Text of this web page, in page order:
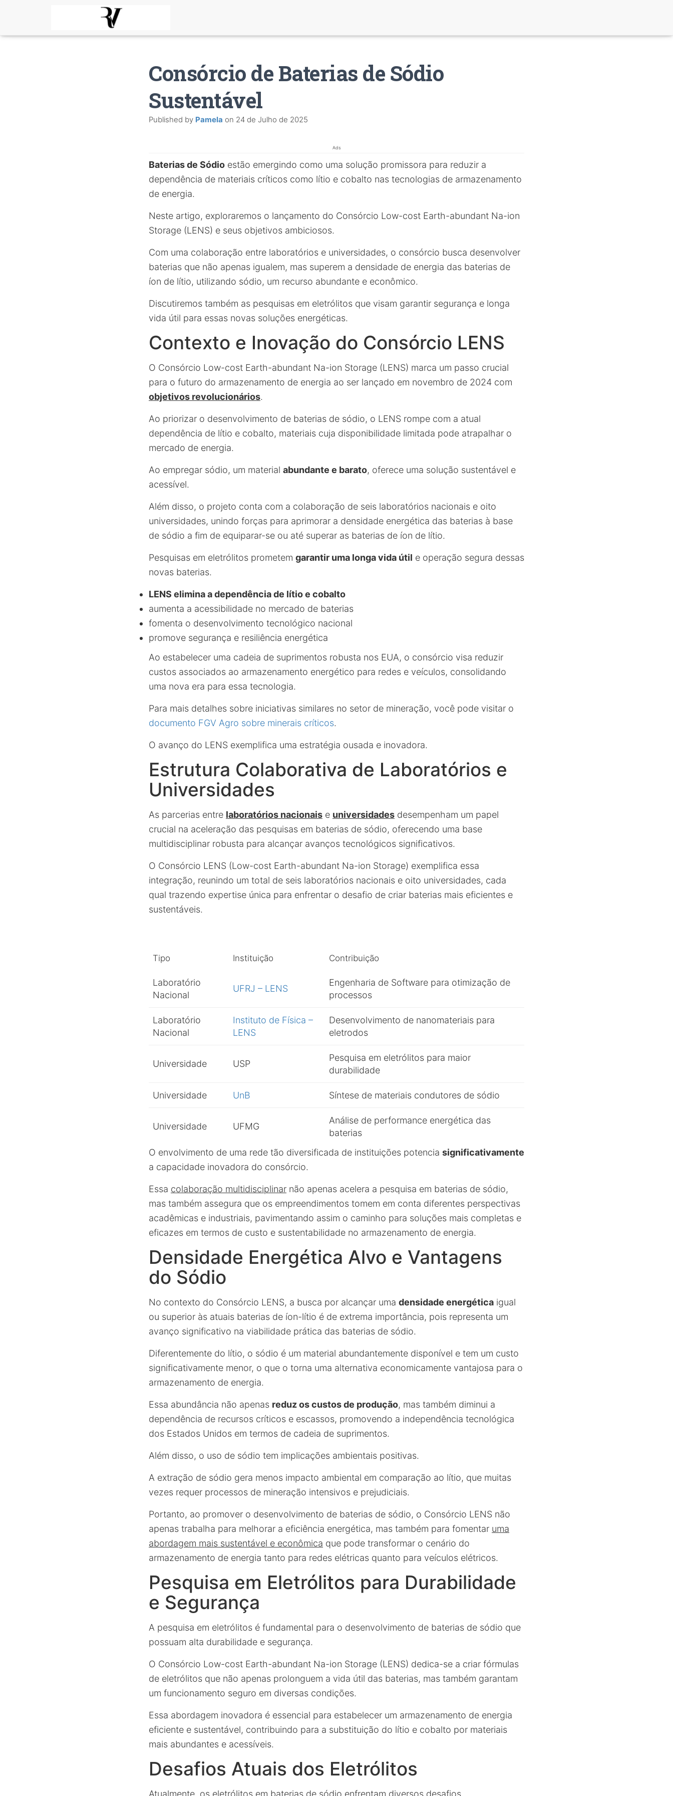
Consórcio de Baterias de Sódio
Sustentável
Published by Pamela on 24 de Julho de 2025
Ads
Baterias de Sódio estão emergindo como uma solução promissora para reduzir a
dependência de materiais críticos como lítio e cobalto nas tecnologias de armazenamento
de energia.
Neste artigo, exploraremos o lançamento do Consórcio Low-cost Earth-abundant Na-ion
Storage (LENS) e seus objetivos ambiciosos.
Com uma colaboração entre laboratórios e universidades, o consórcio busca desenvolver
baterias que não apenas igualem, mas superem a densidade de energia das baterias de
íon de lítio, utilizando sódio, um recurso abundante e econômico.
Discutiremos também as pesquisas em eletrólitos que visam garantir segurança e longa
vida útil para essas novas soluções energéticas.
Contexto e Inovação do Consórcio LENS
O Consórcio Low-cost Earth-abundant Na-ion Storage (LENS) marca um passo crucial
para o futuro do armazenamento de energia ao ser lançado em novembro de 2024 com
objetivos revolucionários.
Ao priorizar o desenvolvimento de baterias de sódio, o LENS rompe com a atual
dependência de lítio e cobalto, materiais cuja disponibilidade limitada pode atrapalhar o
mercado de energia.
Ao empregar sódio, um material abundante e barato, oferece uma solução sustentável e
acessível.
Além disso, o projeto conta com a colaboração de seis laboratórios nacionais e oito
universidades, unindo forças para aprimorar a densidade energética das baterias à base
de sódio a fim de equiparar-se ou até superar as baterias de íon de lítio.
Pesquisas em eletrólitos prometem garantir uma longa vida útil e operação segura dessas
novas baterias.
LENS elimina a dependência de lítio e cobalto
aumenta a acessibilidade no mercado de baterias
fomenta o desenvolvimento tecnológico nacional
promove segurança e resiliência energética
Ao estabelecer uma cadeia de suprimentos robusta nos EUA, o consórcio visa reduzir
custos associados ao armazenamento energético para redes e veículos, consolidando
uma nova era para essa tecnologia.
Para mais detalhes sobre iniciativas similares no setor de mineração, você pode visitar o
documento FGV Agro sobre minerais críticos.
O avanço do LENS exemplifica uma estratégia ousada e inovadora.
Estrutura Colaborativa de Laboratórios e
Universidades
As parcerias entre laboratórios nacionais e universidades desempenham um papel
crucial na aceleração das pesquisas em baterias de sódio, oferecendo uma base
multidisciplinar robusta para alcançar avanços tecnológicos significativos.
O Consórcio LENS (Low-cost Earth-abundant Na-ion Storage) exemplifica essa
integração, reunindo um total de seis laboratórios nacionais e oito universidades, cada
qual trazendo expertise única para enfrentar o desafio de criar baterias mais eficientes e
sustentáveis.
Tipo Instituição Contribuição
Laboratório
Nacional
UFRJ – LENS
Engenharia de Software para otimização de
processos
Laboratório
Nacional
Instituto de Física –
LENS
Desenvolvimento de nanomateriais para
eletrodos
Universidade USP
Pesquisa em eletrólitos para maior
durabilidade
Universidade UnB Síntese de materiais condutores de sódio
Universidade UFMG
Análise de performance energética das
baterias
O envolvimento de uma rede tão diversificada de instituições potencia significativamente
a capacidade inovadora do consórcio.
Essa colaboração multidisciplinar não apenas acelera a pesquisa em baterias de sódio,
mas também assegura que os empreendimentos tomem em conta diferentes perspectivas
acadêmicas e industriais, pavimentando assim o caminho para soluções mais completas e
eficazes em termos de custo e sustentabilidade no armazenamento de energia.
Densidade Energética Alvo e Vantagens
do Sódio
No contexto do Consórcio LENS, a busca por alcançar uma densidade energética igual
ou superior às atuais baterias de íon-lítio é de extrema importância, pois representa um
avanço significativo na viabilidade prática das baterias de sódio.
Diferentemente do lítio, o sódio é um material abundantemente disponível e tem um custo
significativamente menor, o que o torna uma alternativa economicamente vantajosa para o
armazenamento de energia.
Essa abundância não apenas reduz os custos de produção, mas também diminui a
dependência de recursos críticos e escassos, promovendo a independência tecnológica
dos Estados Unidos em termos de cadeia de suprimentos.
Além disso, o uso de sódio tem implicações ambientais positivas.
A extração de sódio gera menos impacto ambiental em comparação ao lítio, que muitas
vezes requer processos de mineração intensivos e prejudiciais.
Portanto, ao promover o desenvolvimento de baterias de sódio, o Consórcio LENS não
apenas trabalha para melhorar a eficiência energética, mas também para fomentar uma
abordagem mais sustentável e econômica que pode transformar o cenário do
armazenamento de energia tanto para redes elétricas quanto para veículos elétricos.
Pesquisa em Eletrólitos para Durabilidade
e Segurança
A pesquisa em eletrólitos é fundamental para o desenvolvimento de baterias de sódio que
possuam alta durabilidade e segurança.
O Consórcio Low-cost Earth-abundant Na-ion Storage (LENS) dedica-se a criar fórmulas
de eletrólitos que não apenas prolonguem a vida útil das baterias, mas também garantam
um funcionamento seguro em diversas condições.
Essa abordagem inovadora é essencial para estabelecer um armazenamento de energia
eficiente e sustentável, contribuindo para a substituição do lítio e cobalto por materiais
mais abundantes e acessíveis.
Desafios Atuais dos Eletrólitos
Atualmente, os eletrólitos em baterias de sódio enfrentam diversos desafios.